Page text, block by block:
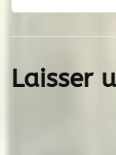
Laisser